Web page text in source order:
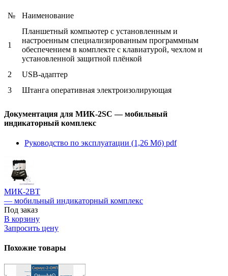
№ Наименование
1
Планшетный компьютер с установленным и
настроенным специализированным программным
обеспечением в комплекте с клавиатурой, чехлом и
установленной защитной плёнкой
2
USB-адаптер
3
Штанга оперативная электроизолирующая
Документация для МИК-2SC — мобильный
индикаторный комплекс
Руководство по эксплуатации (1,26 Мб) pdf
МИК-2BT
— мобильный индикаторный комплекс
Под заказ
В корзину
Запросить цену
Похожие товары